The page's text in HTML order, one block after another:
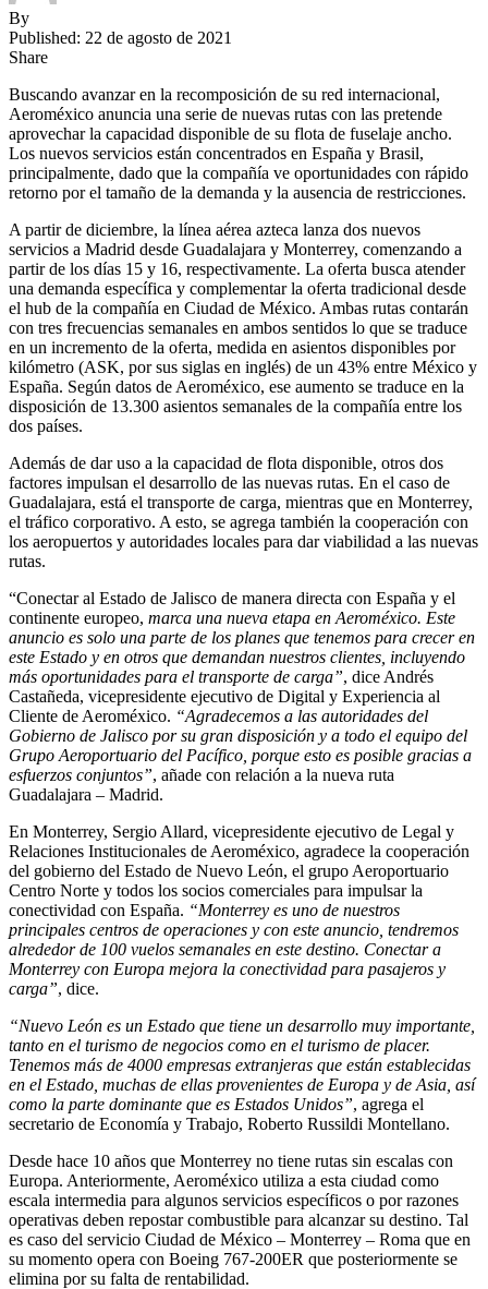
By
Published: 22 de agosto de 2021
Share
Buscando avanzar en la recomposición de su red internacional,
Aeroméxico anuncia una serie de nuevas rutas con las pretende
aprovechar la capacidad disponible de su flota de fuselaje ancho.
Los nuevos servicios están concentrados en España y Brasil,
principalmente, dado que la compañía ve oportunidades con rápido
retorno por el tamaño de la demanda y la ausencia de restricciones.
A partir de diciembre, la línea aérea azteca lanza dos nuevos
servicios a Madrid desde Guadalajara y Monterrey, comenzando a
partir de los días 15 y 16, respectivamente. La oferta busca atender
una demanda específica y complementar la oferta tradicional desde
el hub de la compañía en Ciudad de México. Ambas rutas contarán
con tres frecuencias semanales en ambos sentidos lo que se traduce
en un incremento de la oferta, medida en asientos disponibles por
kilómetro (ASK, por sus siglas en inglés) de un 43% entre México y
España. Según datos de Aeroméxico, ese aumento se traduce en la
disposición de 13.300 asientos semanales de la compañía entre los
dos países.
Además de dar uso a la capacidad de flota disponible, otros dos
factores impulsan el desarrollo de las nuevas rutas. En el caso de
Guadalajara, está el transporte de carga, mientras que en Monterrey,
el tráfico corporativo. A esto, se agrega también la cooperación con
los aeropuertos y autoridades locales para dar viabilidad a las nuevas
rutas.
“Conectar al Estado de Jalisco de manera directa con España y el
continente europeo, marca una nueva etapa en Aeroméxico. Este
anuncio es solo una parte de los planes que tenemos para crecer en
este Estado y en otros que demandan nuestros clientes, incluyendo
más oportunidades para el transporte de carga”, dice Andrés
Castañeda, vicepresidente ejecutivo de Digital y Experiencia al
Cliente de Aeroméxico. “Agradecemos a las autoridades del
Gobierno de Jalisco por su gran disposición y a todo el equipo del
Grupo Aeroportuario del Pacífico, porque esto es posible gracias a
esfuerzos conjuntos”, añade con relación a la nueva ruta
Guadalajara – Madrid.
En Monterrey, Sergio Allard, vicepresidente ejecutivo de Legal y
Relaciones Institucionales de Aeroméxico, agradece la cooperación
del gobierno del Estado de Nuevo León, el grupo Aeroportuario
Centro Norte y todos los socios comerciales para impulsar la
conectividad con España. “Monterrey es uno de nuestros
principales centros de operaciones y con este anuncio, tendremos
alrededor de 100 vuelos semanales en este destino. Conectar a
Monterrey con Europa mejora la conectividad para pasajeros y
carga”, dice.
“Nuevo León es un Estado que tiene un desarrollo muy importante,
tanto en el turismo de negocios como en el turismo de placer.
Tenemos más de 4000 empresas extranjeras que están establecidas
en el Estado, muchas de ellas provenientes de Europa y de Asia, así
como la parte dominante que es Estados Unidos”, agrega el
secretario de Economía y Trabajo, Roberto Russildi Montellano.
Desde hace 10 años que Monterrey no tiene rutas sin escalas con
Europa. Anteriormente, Aeroméxico utiliza a esta ciudad como
escala intermedia para algunos servicios específicos o por razones
operativas deben repostar combustible para alcanzar su destino. Tal
es caso del servicio Ciudad de México – Monterrey – Roma que en
su momento opera con Boeing 767-200ER que posteriormente se
elimina por su falta de rentabilidad.